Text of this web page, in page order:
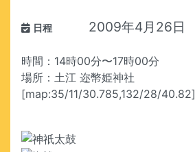
日程 2009年4月26日
時間：14時00分〜17時00分
場所：土江 迩幣姫神社
[map:35/11/30.785,132/28/40.82]